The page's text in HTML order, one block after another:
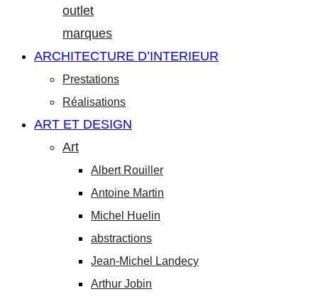
outlet
marques
ARCHITECTURE D’INTERIEUR
Prestations
Réalisations
ART ET DESIGN
Art
Albert Rouiller
Antoine Martin
Michel Huelin
abstractions
Jean-Michel Landecy
Arthur Jobin